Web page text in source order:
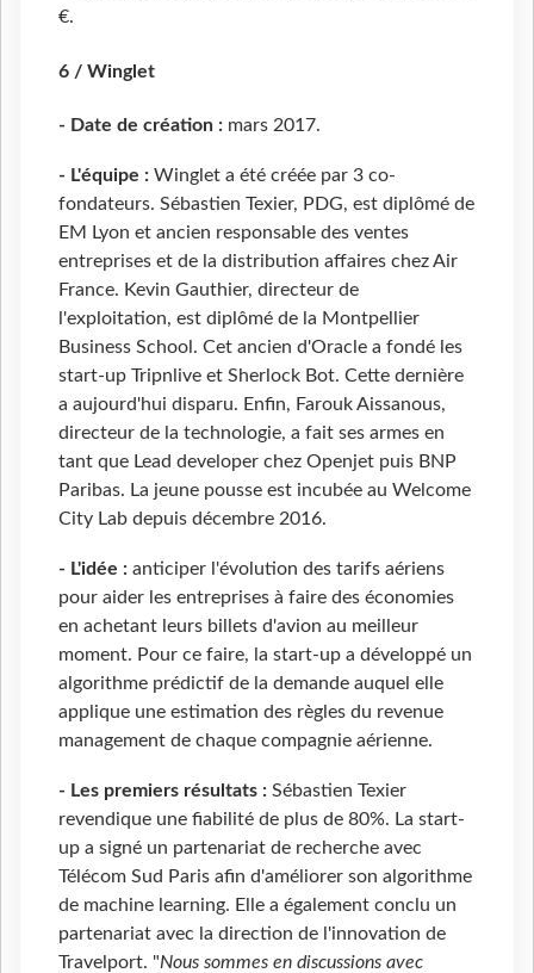
€.
6 / Winglet
- Date de création : mars 2017.
- L'équipe : Winglet a été créée par 3 co-
fondateurs. Sébastien Texier, PDG, est diplômé de
EM Lyon et ancien responsable des ventes
entreprises et de la distribution affaires chez Air
France. Kevin Gauthier, directeur de
l'exploitation, est diplômé de la Montpellier
Business School. Cet ancien d'Oracle a fondé les
start-up Tripnlive et Sherlock Bot. Cette dernière
a aujourd'hui disparu. Enfin, Farouk Aissanous,
directeur de la technologie, a fait ses armes en
tant que Lead developer chez Openjet puis BNP
Paribas. La jeune pousse est incubée au Welcome
City Lab depuis décembre 2016.
- L'idée : anticiper l'évolution des tarifs aériens
pour aider les entreprises à faire des économies
en achetant leurs billets d'avion au meilleur
moment. Pour ce faire, la start-up a développé un
algorithme prédictif de la demande auquel elle
applique une estimation des règles du revenue
management de chaque compagnie aérienne.
- Les premiers résultats : Sébastien Texier
revendique une fiabilité de plus de 80%. La start-
up a signé un partenariat de recherche avec
Télécom Sud Paris afin d'améliorer son algorithme
de machine learning. Elle a également conclu un
partenariat avec la direction de l'innovation de
Travelport. "Nous sommes en discussions avec